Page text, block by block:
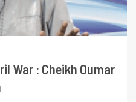
War : Cheikh Oumar